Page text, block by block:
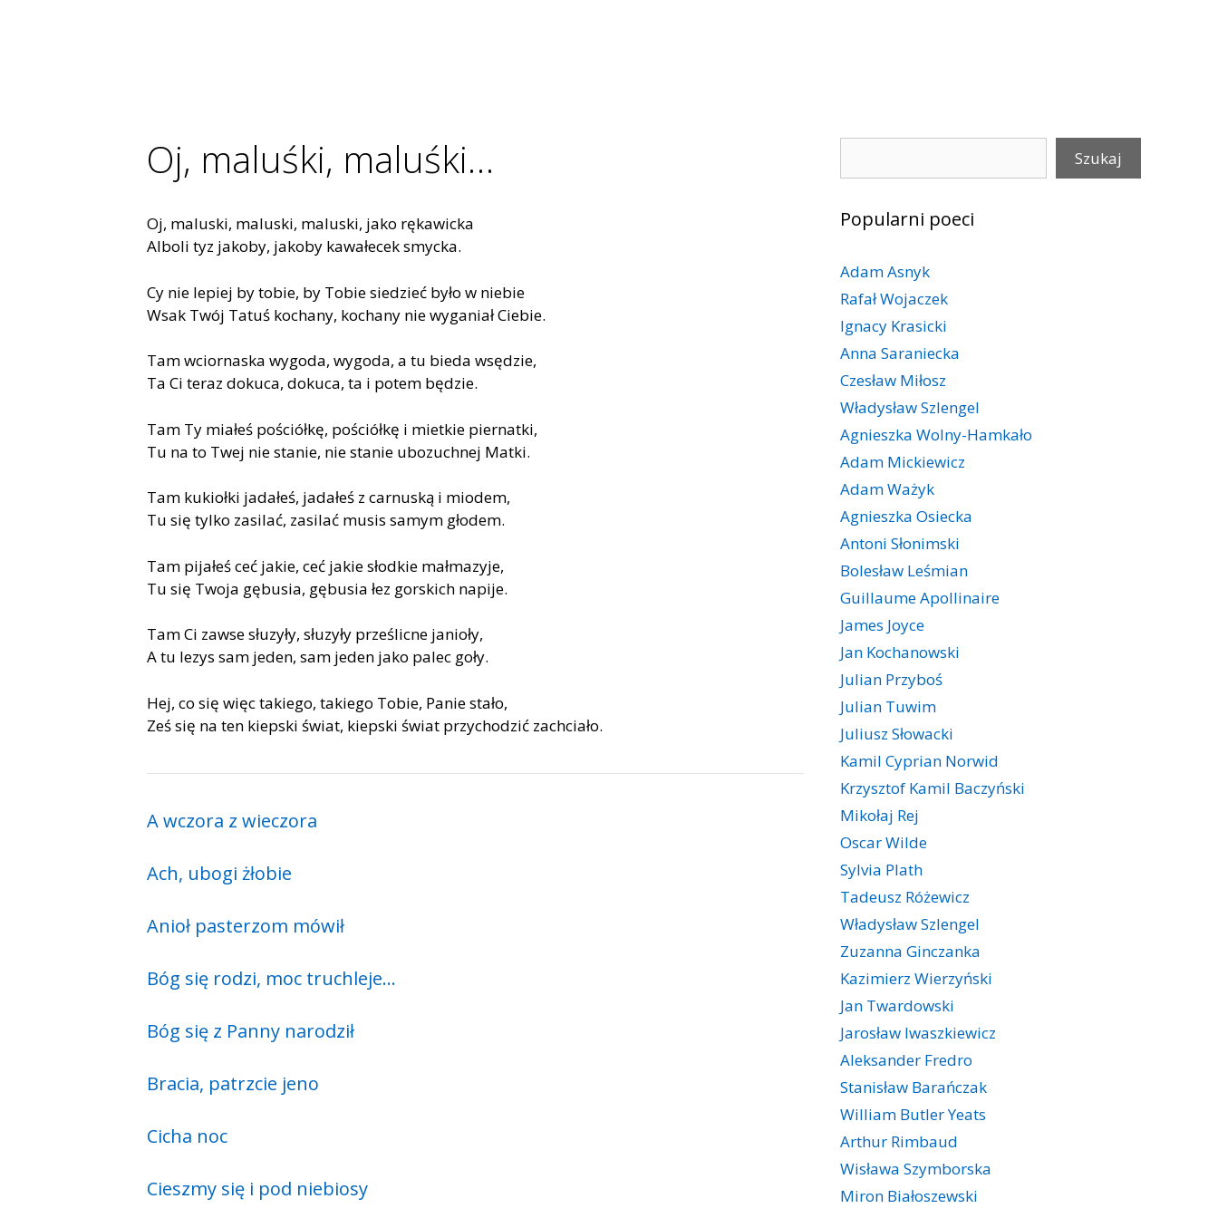
Oj, maluśki, maluśki…
Oj, maluski, maluski, maluski, jako rękawicka
Alboli tyz jakoby, jakoby kawałecek smycka.
Cy nie lepiej by tobie, by Tobie siedzieć było w niebie
Wsak Twój Tatuś kochany, kochany nie wyganiał Ciebie.
Tam wciornaska wygoda, wygoda, a tu bieda wsędzie,
Ta Ci teraz dokuca, dokuca, ta i potem będzie.
Tam Ty miałeś pościółkę, pościółkę i mietkie piernatki,
Tu na to Twej nie stanie, nie stanie ubozuchnej Matki.
Tam kukiołki jadałeś, jadałeś z carnuską i miodem,
Tu się tylko zasilać, zasilać musis samym głodem.
Tam pijałeś ceć jakie, ceć jakie słodkie małmazyje,
Tu się Twoja gębusia, gębusia łez gorskich napije.
Tam Ci zawse słuzyły, słuzyły prześlicne janioły,
A tu lezys sam jeden, sam jeden jako palec goły.
Hej, co się więc takiego, takiego Tobie, Panie stało,
Ześ się na ten kiepski świat, kiepski świat przychodzić zachciało.
A wczora z wieczora
Ach, ubogi żłobie
Anioł pasterzom mówił
Bóg się rodzi, moc truchleje…
Bóg się z Panny narodził
Bracia, patrzcie jeno
Cicha noc
Cieszmy się i pod niebiosy
Szukaj
Popularni poeci
Adam Asnyk
Rafał Wojaczek
Ignacy Krasicki
Anna Saraniecka
Czesław Miłosz
Władysław Szlengel
Agnieszka Wolny-Hamkało
Adam Mickiewicz
Adam Ważyk
Agnieszka Osiecka
Antoni Słonimski
Bolesław Leśmian
Guillaume Apollinaire
James Joyce
Jan Kochanowski
Julian Przyboś
Julian Tuwim
Juliusz Słowacki
Kamil Cyprian Norwid
Krzysztof Kamil Baczyński
Mikołaj Rej
Oscar Wilde
Sylvia Plath
Tadeusz Różewicz
Władysław Szlengel
Zuzanna Ginczanka
Kazimierz Wierzyński
Jan Twardowski
Jarosław Iwaszkiewicz
Aleksander Fredro
Stanisław Barańczak
William Butler Yeats
Arthur Rimbaud
Wisława Szymborska
Miron Białoszewski